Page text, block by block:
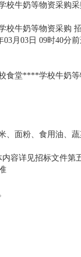
牛奶等物资采购采
牛奶等物资采购
月03日 09时40分
食堂****学校牛奶等
面粉、食用油、蔬
容详见招标文件第